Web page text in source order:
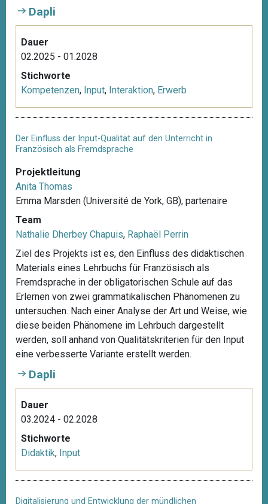
Dapli
Dauer
02.2025 - 01.2028
Stichworte
Kompetenzen, Input, Interaktion, Erwerb
Der Einfluss der Input-Qualität auf den Unterricht in
Französisch als Fremdsprache
Projektleitung
Anita Thomas
Emma Marsden (Université de York, GB), partenaire
Team
Nathalie Dherbey Chapuis, Raphaël Perrin
Ziel des Projekts ist es, den Einfluss des didaktischen
Materials eines Lehrbuchs für Französisch als
Fremdsprache in der obligatorischen Schule auf das
Erlernen von zwei grammatikalischen Phänomenen zu
untersuchen. Nach einer Analyse der Art und Weise, wie
diese beiden Phänomene im Lehrbuch dargestellt
werden, soll anhand von Qualitätskriterien für den Input
eine verbesserte Variante erstellt werden.
Dapli
Dauer
03.2024 - 02.2028
Stichworte
Didaktik, Input
Digitalisierung und Entwicklung der mündlichen